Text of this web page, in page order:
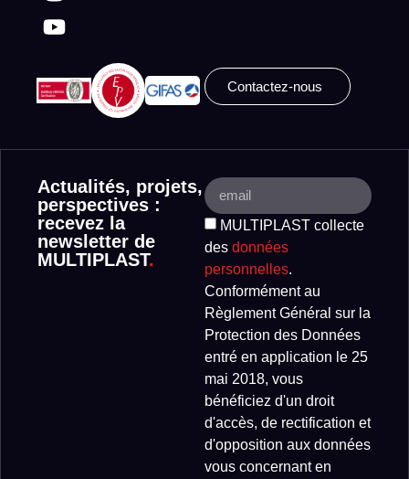
Contactez-nous
Actualités, projets,
perspectives :
recevez la
newsletter de
MULTIPLAST.
MULTIPLAST collecte
des données
personnelles.
Conformément au
Règlement Général sur la
Protection des Données
entré en application le 25
mai 2018, vous
bénéficiez d'un droit
d'accès, de rectification et
d'opposition aux données
vous concernant en